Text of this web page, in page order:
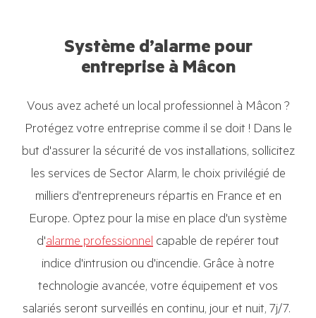
Système d’alarme pour
entreprise à Mâcon
Vous avez acheté un local professionnel à Mâcon ?
Protégez votre entreprise comme il se doit ! Dans le
but d'assurer la sécurité de vos installations, sollicitez
les services de Sector Alarm, le choix privilégié de
milliers d'entrepreneurs répartis en France et en
Europe. Optez pour la mise en place d'un système
d'alarme professionnel capable de repérer tout
indice d'intrusion ou d'incendie. Grâce à notre
technologie avancée, votre équipement et vos
salariés seront surveillés en continu, jour et nuit, 7j/7.